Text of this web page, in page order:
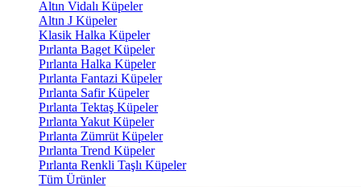
Altın Vidalı Küpeler
Altın J Küpeler
Klasik Halka Küpeler
Pırlanta Baget Küpeler
Pırlanta Halka Küpeler
Pırlanta Fantazi Küpeler
Pırlanta Safir Küpeler
Pırlanta Tektaş Küpeler
Pırlanta Yakut Küpeler
Pırlanta Zümrüt Küpeler
Pırlanta Trend Küpeler
Pırlanta Renkli Taşlı Küpeler
Tüm Ürünler